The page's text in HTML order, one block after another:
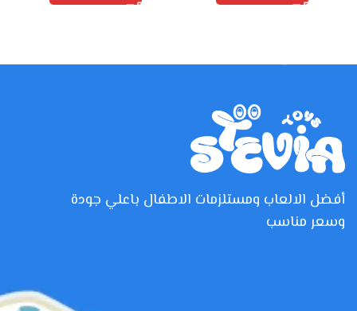
أفضل الالعاب ومستلزمات الاطفال باعلي جودة
وسعر مناسب